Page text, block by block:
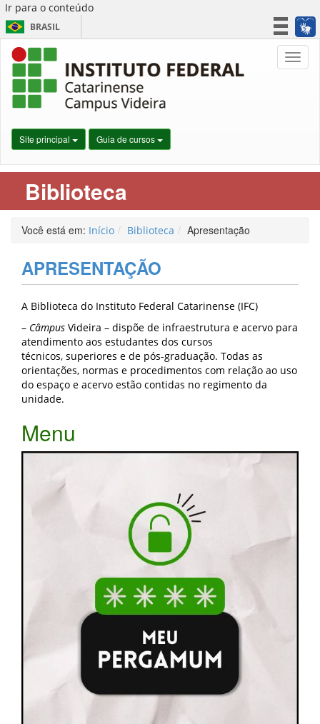
Ir para o conteúdo
BRASIL
Simplifique!
Site principal Guia de cursos
Biblioteca
Você está em: Início Biblioteca Apresentação
APRESENTAÇÃO
A Biblioteca do Instituto Federal Catarinense (IFC)
– Câmpus Videira – dispõe de infraestrutura e acervo para
atendimento aos estudantes dos cursos
técnicos, superiores e de pós-graduação. Todas as
orientações, normas e procedimentos com relação ao uso
do espaço e acervo estão contidas no regimento da
unidade.
Menu